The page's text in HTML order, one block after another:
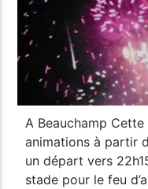
A Beauchamp
animations à partir
un départ vers
stade pour le feu